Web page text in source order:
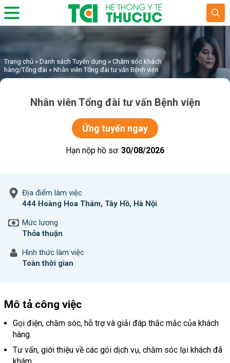
Trang chủ » Danh sách Tuyển dụng » Chăm sóc khách
hàng/Tổng đài » Nhân viên Tổng đài tư vấn Bệnh viện
Nhân viên Tổng đài tư vấn Bệnh viện
Ứng tuyển ngay
Hạn nộp hồ sơ: 30/08/2026
Địa điểm làm việc
444 Hoàng Hoa Thám, Tây Hồ, Hà Nội
Mức lương
Thỏa thuận
Hình thức làm việc
Toàn thời gian
Mô tả công việc
Gọi điện, chăm sóc, hỗ trợ và giải đáp thắc mắc của khách
hàng.
Tư vấn, giới thiệu về các gói dịch vụ, chăm sóc lại khách đã